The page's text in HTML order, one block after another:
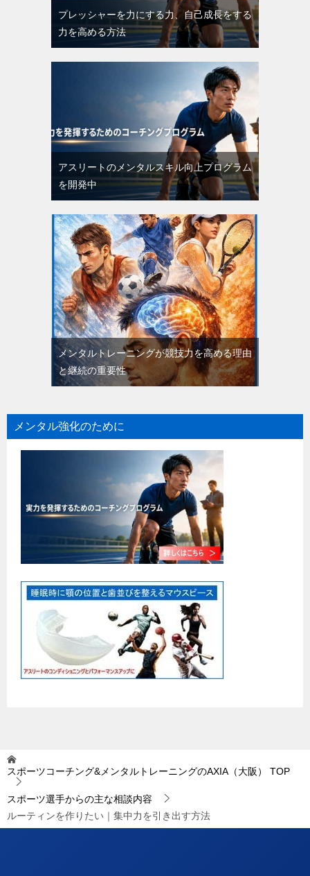
プレッシャーを力にする力、自己成長をする
力を高める方法
アスリートのメンタルスキル向上プログラム
を開発中
メンタルトレーニングが競技力を高める理由
と継続の重要性
メンタル強化のために
スポーツコーチング&メンタルトレーニングのAXIA（大阪） TOP
スポーツ選手からの主な相談内容
ルーティンを作りたい｜集中力を引き出す方法